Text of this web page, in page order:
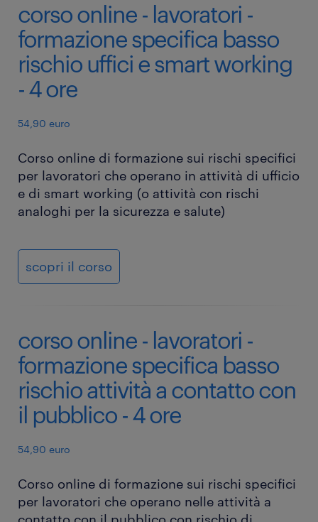
corso online - lavoratori -
formazione specifica basso
rischio uffici e smart working
- 4 ore
54,90 euro
Corso online di formazione sui rischi specifici
per lavoratori che operano in attività di ufficio
e di smart working (o attività con rischi
analoghi per la sicurezza e salute)
scopri il corso
corso online - lavoratori -
formazione specifica basso
rischio attività a contatto con
il pubblico - 4 ore
54,90 euro
Corso online di formazione sui rischi specifici
per lavoratori che operano nelle attività a